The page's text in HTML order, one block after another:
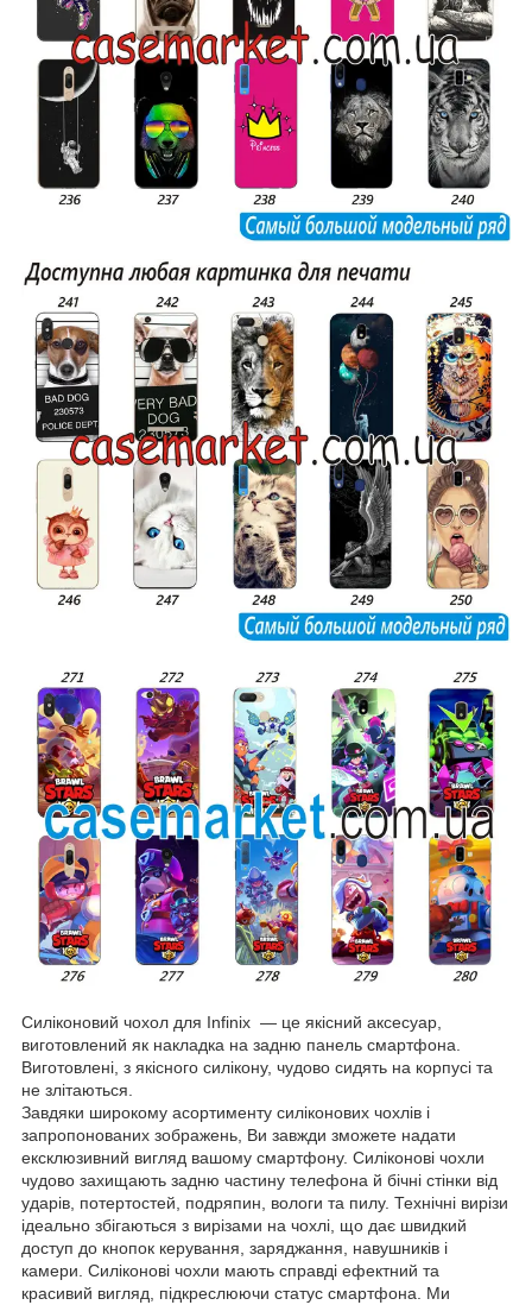
Силіконовий чохол для Infinix — це якісний аксесуар,
виготовлений як накладка на задню панель смартфона.
Виготовлені, з якісного силікону, чудово сидять на корпусі та
не злітаються.
Завдяки широкому асортименту силіконових чохлів і
запропонованих зображень, Ви завжди зможете надати
ексклюзивний вигляд вашому смартфону. Силіконові чохли
чудово захищають задню частину телефона й бічні стінки від
ударів, потертостей, подряпин, вологи та пилу. Технічні вирізи
ідеально збігаються з вирізами на чохлі, що дає швидкий
доступ до кнопок керування, заряджання, навушників і
камери. Силіконові чохли мають справді ефектний та
красивий вигляд, підкреслюючи статус смартфона. Ми